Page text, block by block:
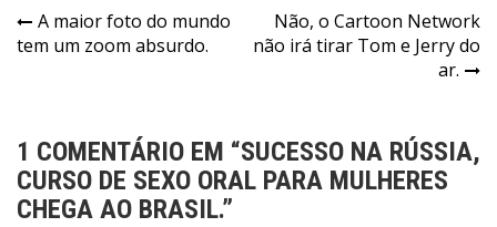
Navegação
de
A maior foto do mundo
tem um zoom absurdo.
Não, o Cartoon Network
não irá tirar Tom e Jerry do
ar.
1 COMENTÁRIO EM “SUCESSO NA RÚSSIA,
CURSO DE SEXO ORAL PARA MULHERES
CHEGA AO BRASIL.”